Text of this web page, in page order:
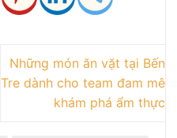
Những món ăn vặt tại Bến
Tre dành cho team đam mê
khám phá ẩm thực